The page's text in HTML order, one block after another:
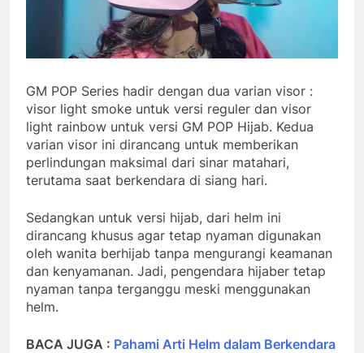
GM POP Series hadir dengan dua varian visor :
visor light smoke untuk versi reguler dan visor
light rainbow untuk versi GM POP Hijab. Kedua
varian visor ini dirancang untuk memberikan
perlindungan maksimal dari sinar matahari,
terutama saat berkendara di siang hari.
Sedangkan untuk versi hijab, dari helm ini
dirancang khusus agar tetap nyaman digunakan
oleh wanita berhijab tanpa mengurangi keamanan
dan kenyamanan. Jadi, pengendara hijaber tetap
nyaman tanpa terganggu meski menggunakan
helm.
BACA JUGA : Pahami Arti Helm dalam Berkendara